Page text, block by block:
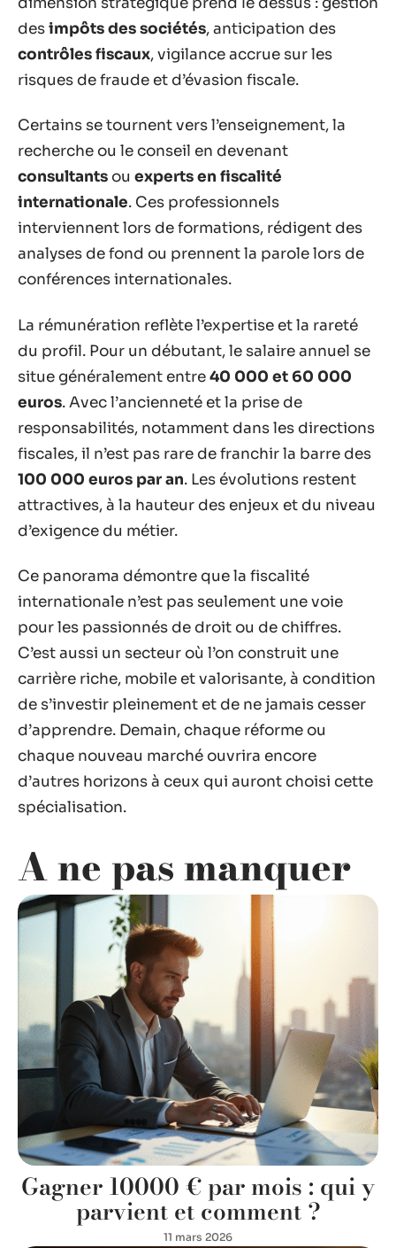
desimpôts des sociétés, anticipation des
contrôles fiscaux, vigilance accrue sur les
risques de fraude et d’évasion fiscale.
Certains se tournent vers l’enseignement, la
recherche ou le conseil en devenant
consultants ou experts en fiscalité
internationale. Ces professionnels
interviennent lors de formations, rédigent des
analyses de fond ou prennent la parole lors de
conférences internationales.
La rémunération reflète l’expertise et la rareté
du profil. Pour un débutant, le salaire annuel se
situe généralement entre40 000 et 60 000
euros. Avec l’ancienneté et la prise de
responsabilités, notamment dans les directions
fiscales, il n’est pas rare de franchir la barre des
100 000 euros par an. Les évolutions restent
attractives, à la hauteur des enjeux et du niveau
d’exigence du métier.
Ce panorama démontre que la fiscalité
internationale n’est pas seulement une voie
pour les passionnés de droit ou de chiffres.
C’est aussi un secteur où l’on construit une
carrière riche, mobile et valorisante, à condition
de s’investir pleinement et de ne jamais cesser
d’apprendre. Demain, chaque réforme ou
chaque nouveau marché ouvrira encore
d’autres horizons à ceux qui auront choisi cette
spécialisation.
A ne pas manquer
Gagner 10000 € par mois : qui y
parvient et comment ?
11 mars 2026